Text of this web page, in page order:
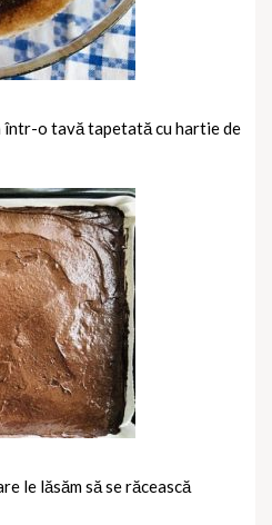
într-o tavă tapetată cu hartie de
le lăsăm să se răcească